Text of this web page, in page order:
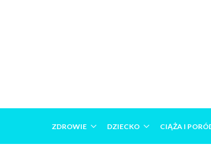
ZDROWIE DZIECKO CIĄŻA I